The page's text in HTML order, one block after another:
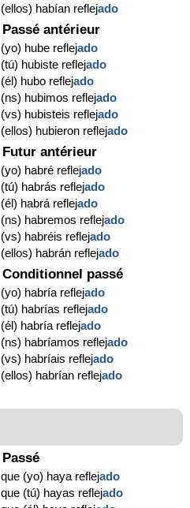
(ellos) habían reflejado
Passé antérieur
(yo) hube reflejado
(tú) hubiste reflejado
(él) hubo reflejado
(ns) hubimos reflejado
(vs) hubisteis reflejado
(ellos) hubieron reflejado
Futur antérieur
(yo) habré reflejado
(tú) habrás reflejado
(él) habrá reflejado
(ns) habremos reflejado
(vs) habréis reflejado
(ellos) habrán reflejado
Conditionnel passé
(yo) habría reflejado
(tú) habrías reflejado
(él) habría reflejado
(ns) habríamos reflejado
(vs) habríais reflejado
(ellos) habrían reflejado
Passé
que (yo) haya reflejado
que (tú) hayas reflejado